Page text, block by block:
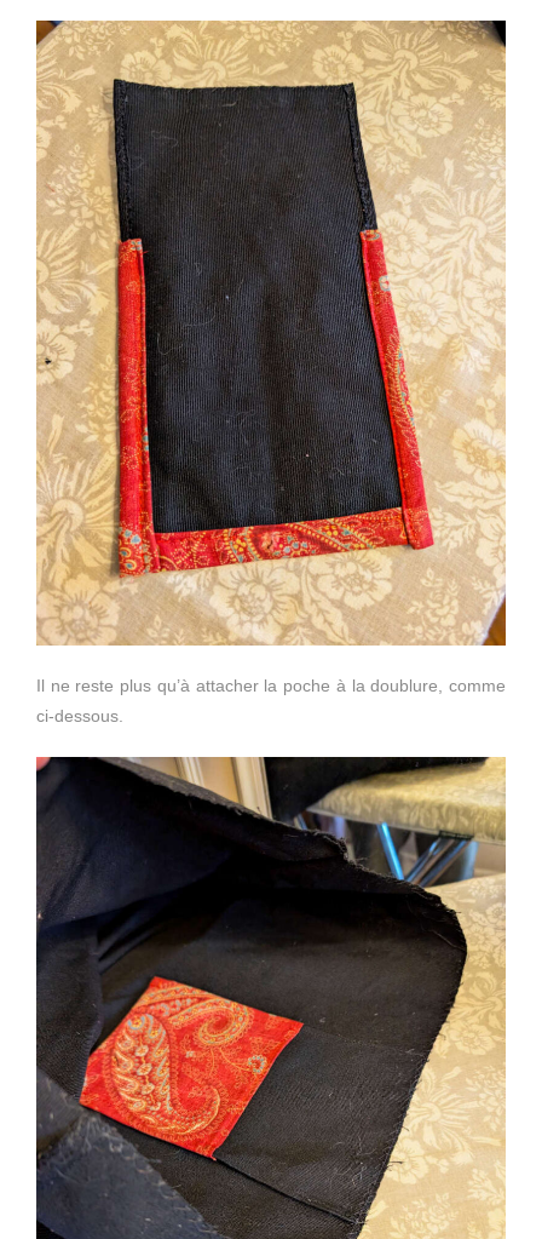
Il ne reste plus qu’à attacher la poche à la doublure, comme
ci-dessous.